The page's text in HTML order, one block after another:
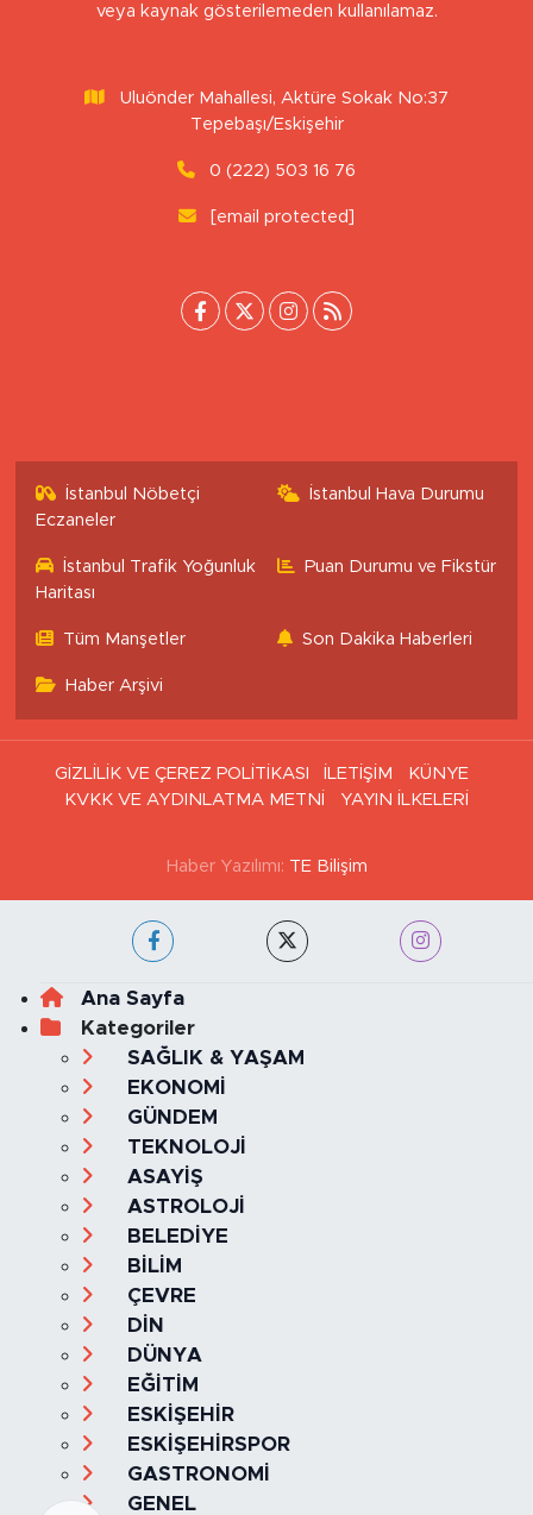
veya kaynak gösterilemeden kullanılamaz.
Uluönder Mahallesi, Aktüre Sokak No:37
Tepebaşı/Eskişehir
0 (222) 503 16 76
[email protected]
İstanbul Nöbetçi
Eczaneler
İstanbul Hava Durumu
İstanbul Trafik Yoğunluk
Haritası
Puan Durumu ve Fikstür
Tüm Manşetler Son Dakika Haberleri
Haber Arşivi
GİZLİLİK VE ÇEREZ POLİTİKASI İLETİŞİM
KÜNYE
KVKK VE AYDINLATMA METNİ
YAYIN İLKELERİ
Haber Yazılımı: TE Bilişim
Ana Sayfa
Kategoriler
SAĞLIK & YAŞAM
EKONOMİ
GÜNDEM
TEKNOLOJİ
ASAYİŞ
ASTROLOJİ
BELEDİYE
BİLİM
ÇEVRE
DİN
DÜNYA
EĞİTİM
ESKİŞEHİR
ESKİŞEHİRSPOR
GASTRONOMİ
GENEL